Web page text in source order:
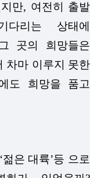
만, 여전히 출발
리는 상태에
곳의 희망들은
차마 이루지 못한
도 희망을 품고
은 대륙’등 으로